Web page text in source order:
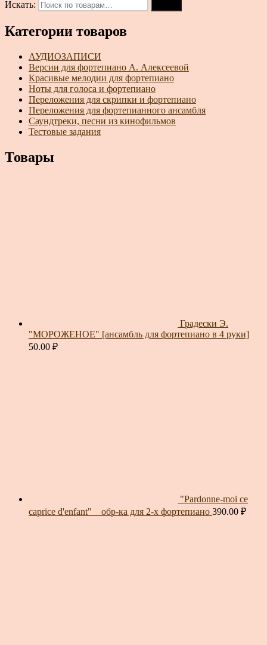
Искать:
Категории товаров
АУДИОЗАПИСИ
Версии для фортепиано А. Алексеевой
Красивые мелодии для фортепиано
Ноты для голоса и фортепиано
Переложения для скрипки и фортепиано
Переложения для фортепианного ансамбля
Саундтреки, песни из кинофильмов
Тестовые задания
Товары
Градески Э.
"МОРОЖЕНОЕ" [ансамбль для фортепиано в 4 руки]
50.00 ₽
"Pardonne-moi ce
caprice d'enfant" _ обр-ка для 2-х фортепиано 390.00 ₽